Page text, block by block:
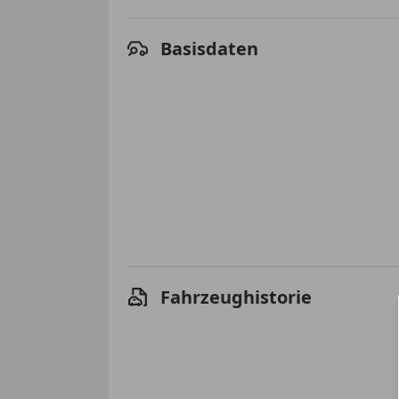
Basisdaten
Fahrzeughistorie